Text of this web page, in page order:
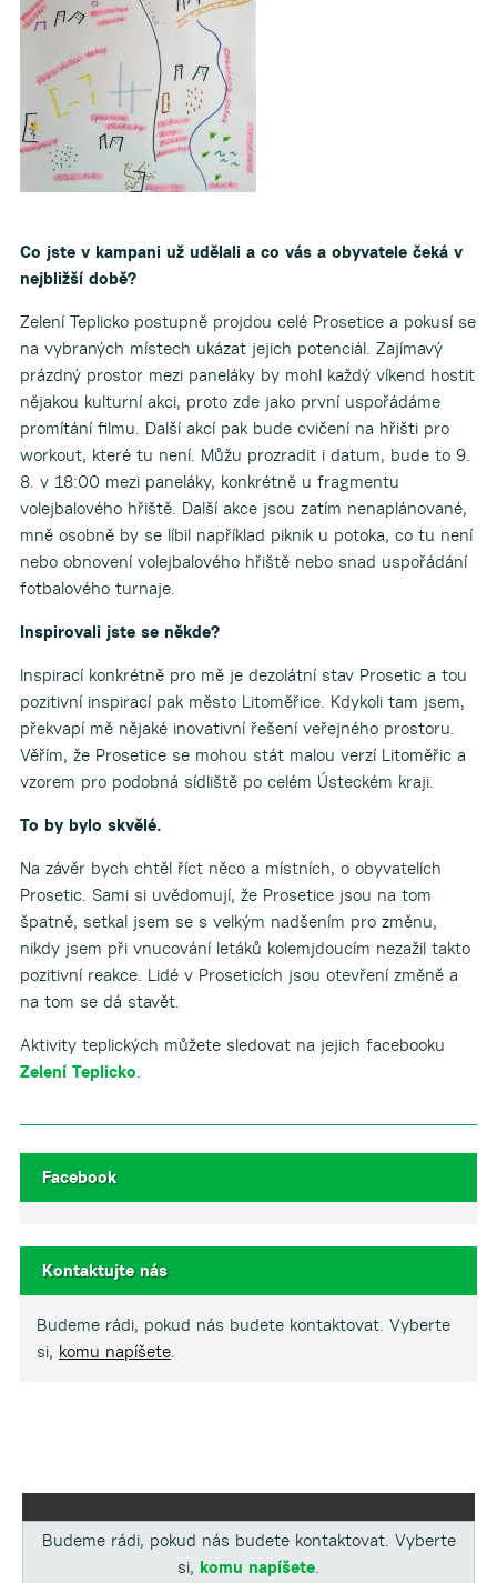
Co jste v kampani už udělali a co vás a obyvatele čeká v
nejbližší době?
Zelení Teplicko postupně projdou celé Prosetice a pokusí se
na vybraných místech ukázat jejich potenciál. Zajímavý
prázdný prostor mezi paneláky by mohl každý víkend hostit
nějakou kulturní akci, proto zde jako první uspořádáme
promítání filmu. Další akcí pak bude cvičení na hřišti pro
workout, které tu není. Můžu prozradit i datum, bude to 9.
8. v 18:00 mezi paneláky, konkrétně u fragmentu
volejbalového hřiště. Další akce jsou zatím nenaplánované,
mně osobně by se líbil například piknik u potoka, co tu není
nebo obnovení volejbalového hřiště nebo snad uspořádání
fotbalového turnaje.
Inspirovali jste se někde?
Inspirací konkrétně pro mě je dezolátní stav Prosetic a tou
pozitivní inspirací pak město Litoměřice. Kdykoli tam jsem,
překvapí mě nějaké inovativní řešení veřejného prostoru.
Věřím, že Prosetice se mohou stát malou verzí Litoměřic a
vzorem pro podobná sídliště po celém Ústeckém kraji.
To by bylo skvělé.
Na závěr bych chtěl říct něco a místních, o obyvatelích
Prosetic. Sami si uvědomují, že Prosetice jsou na tom
špatně, setkal jsem se s velkým nadšením pro změnu,
nikdy jsem při vnucování letáků kolemjdoucím nezažil takto
pozitivní reakce. Lidé v Proseticích jsou otevření změně a
na tom se dá stavět.
Aktivity teplických můžete sledovat na jejich facebooku
Zelení Teplicko.
Facebook
Kontaktujte nás
Budeme rádi, pokud nás budete kontaktovat. Vyberte
si, komu napíšete.
Budeme rádi, pokud nás budete kontaktovat. Vyberte
si, komu napíšete.